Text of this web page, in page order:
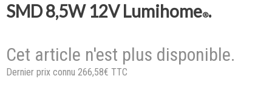
SMD 8,5W 12V Lumihome®.
Cet article n'est plus disponible.
Dernier prix connu 266,58€ TTC